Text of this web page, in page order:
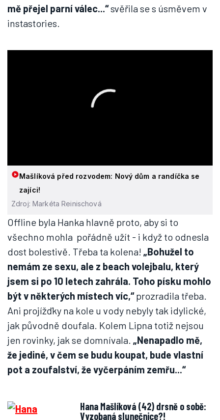
mě přejel parní válec...“svěřila se s úsměvem v
instastories.
Mašlíková před rozvodem: Nový dům a randíčka se
zajíci!
Zdroj: Markéta Reinischová
Offline byla Hanka hlavně proto, aby si to
všechno mohla pořádně užít - i když to odnesla
dost bolestivě. Třeba ta kolena! „Bohužel to
nemám ze sexu, ale z beach volejbalu, který
jsem si po 10 letech zahrála. Toho písku mohlo
být v některých místech víc,“prozradila třeba.
Ani projížďky na kole u vody nebyly tak idylické,
jak původně doufala. Kolem Lipna totiž nejsou
jen rovinky, jak se domnívala. „Nenapadlo mě,
že jediné, v čem se budu koupat, bude vlastní
pot a zoufalství, že vyčerpáním zemřu...“
Hana Mašlíková (42) drsně o sobě:
Vyzobaná slunečnice?!